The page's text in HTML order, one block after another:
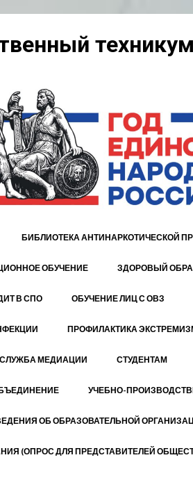
БИБЛИОТЕКА АНТИНАРКОТИЧЕСКОЙ
ОБУЧЕНИЕ ЗДОРОВЫЙ
В СПО ОБУЧЕНИЕ ЛИЦ С ОВЗ
ПРОФИЛАКТИКА
СЛУЖБА МЕДИАЦИИ СТУДЕНТАМ
УЧЕБНО-
ОБ ОБРАЗОВАТЕЛЬНОЙ
(ОПРОС ДЛЯ ПРЕДСТАВИТЕЛЕЙ